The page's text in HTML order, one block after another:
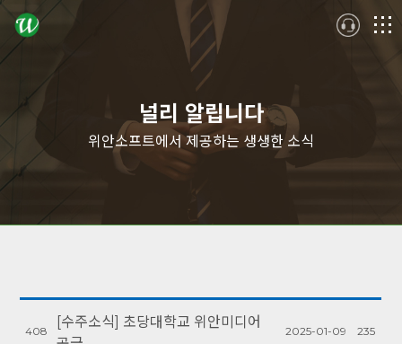
logo
널리 알립니다
위안소프트에서 제공하는 생생한 소식
408
[수주소식] 초당대학교 위안미디어
2025-01-09 235